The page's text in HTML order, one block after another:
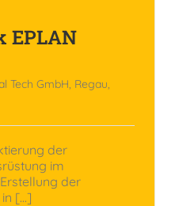
EPLAN
Tech GmbH, Regau,
der
im
der
[...]